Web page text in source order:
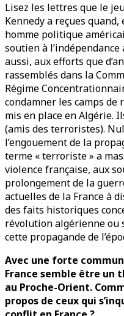
Lisez les lettres que le
Kennedy a reçues
homme politique
soutien à
aussi, aux efforts que
rassemblés dans la
Régime
condamner les camps de
mis en place en Algérie.
(amis des terroristes).
l’engouement de la
terme « terroriste » a
violence française, aux
prolongement de la
actuelles de la France à
des faits historiques
révolution algérienne ou
cette propagande de
Avec une forte
France semble être un
au Proche-Orient.
propos de ceux qui